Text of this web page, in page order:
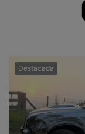
Destacada